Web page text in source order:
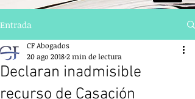
Entrada
Declaran inadmisible
recurso de Casación
CF Abogados
20 ago 20182 min de lectura